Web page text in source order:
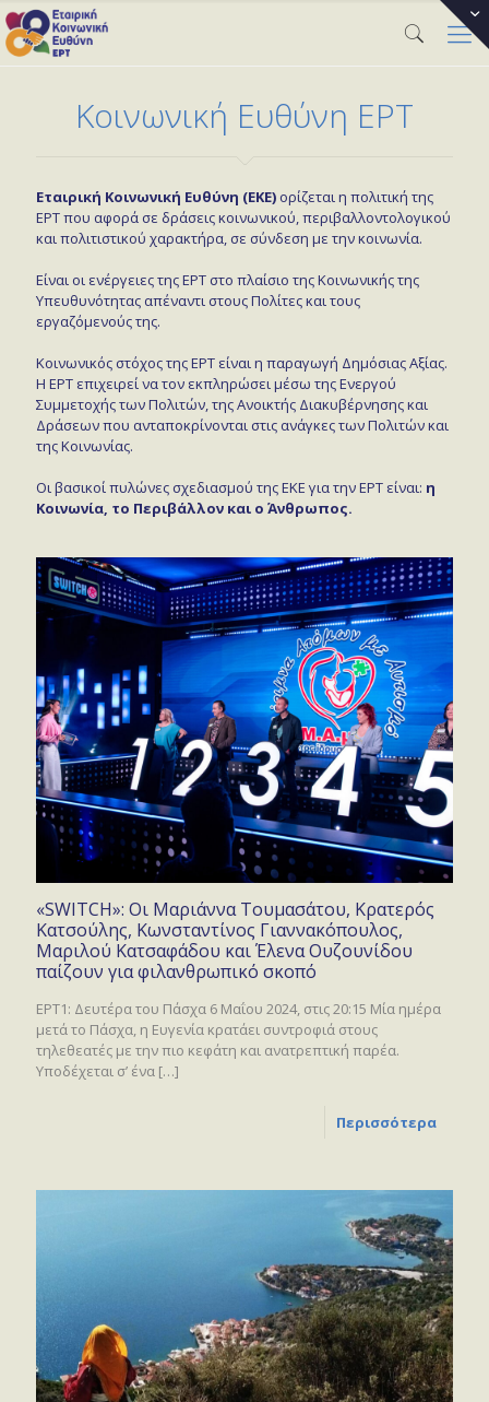
Κοινωνική Ευθύνη ΕΡΤ
Εταιρική Κοινωνική Ευθύνη (ΕΚΕ) ορίζεται η πολιτική της
ΕΡΤ που αφορά σε δράσεις κοινωνικού, περιβαλλοντολογικού
και πολιτιστικού χαρακτήρα, σε σύνδεση με την κοινωνία.
Είναι οι ενέργειες της ΕΡΤ στο πλαίσιο της Κοινωνικής της
Υπευθυνότητας απέναντι στους Πολίτες και τους
εργαζόμενούς της.
Κοινωνικός στόχος της ΕΡΤ είναι η παραγωγή Δημόσιας Αξίας.
Η ΕΡΤ επιχειρεί να τον εκπληρώσει μέσω της Ενεργού
Συμμετοχής των Πολιτών, της Ανοικτής Διακυβέρνησης και
Δράσεων που ανταποκρίνονται στις ανάγκες των Πολιτών και
της Κοινωνίας.
Οι βασικοί πυλώνες σχεδιασμού της ΕΚΕ για την ΕΡΤ είναι: η
Κοινωνία, το Περιβάλλον και ο Άνθρωπος.
«SWITCH»: Οι Μαριάννα Τουμασάτου, Κρατερός
Κατσούλης, Κωνσταντίνος Γιαννακόπουλος,
Μαριλού Κατσαφάδου και Έλενα Ουζουνίδου
παίζουν για φιλανθρωπικό σκοπό
ΕΡΤ1: Δευτέρα του Πάσχα 6 Μαΐου 2024, στις 20:15 Μία ημέρα
μετά το Πάσχα, η Ευγενία κρατάει συντροφιά στους
τηλεθεατές με την πιο κεφάτη και ανατρεπτική παρέα.
Υποδέχεται σ’ ένα […]
Περισσότερα